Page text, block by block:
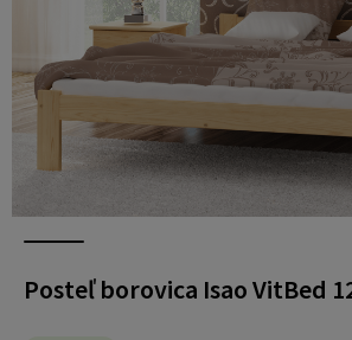
Posteľ borovica Isao VitBed